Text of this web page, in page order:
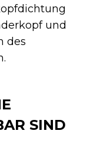
und
des
SIND